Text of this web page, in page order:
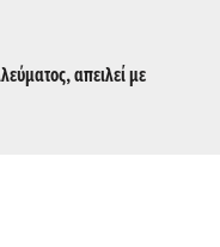
απειλεί με